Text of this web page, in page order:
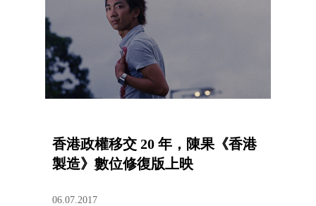
香港政權移交 20 年，陳果《香港
製造》數位修復版上映
06.07.2017